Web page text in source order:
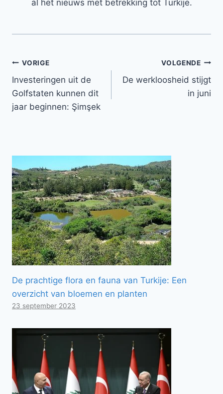
al het nieuws met betrekking tot Turkije.
Bericht
navigatie
VORIGE
Investeringen uit de
Golfstaten kunnen dit
jaar beginnen: Şimşek
VOLGENDE
De werkloosheid stijgt
in juni
De prachtige flora en fauna van Turkije: Een
overzicht van bloemen en planten
23 september 2023